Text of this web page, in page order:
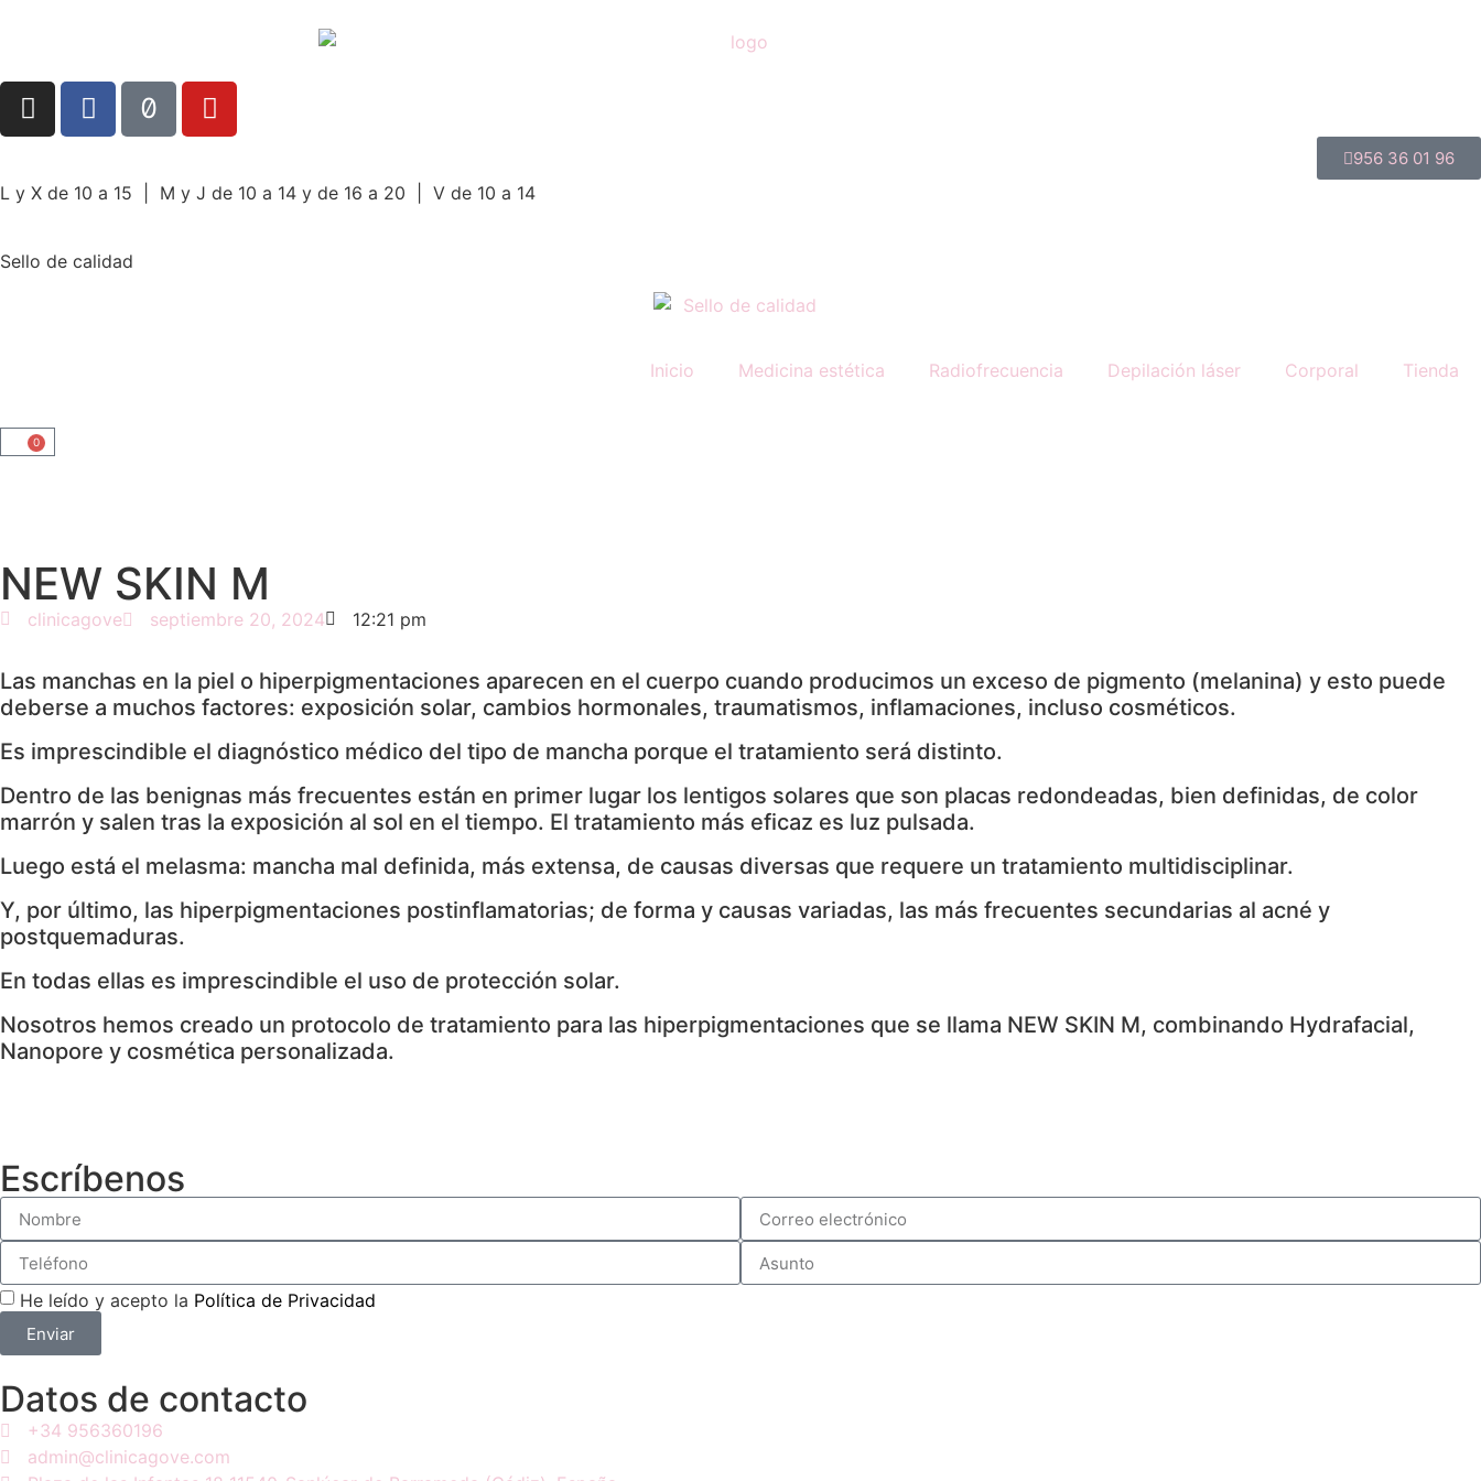
956 36 01 96
L y X de 10 a 15 | M y J de 10 a 14 y de 16 a 20 | V de 10 a 14
Sello de calidad
Inicio Medicina estética Radiofrecuencia Depilación láser Corporal Tienda
0
NEW SKIN M
clinicagove septiembre 20, 2024 12:21 pm
Las manchas en la piel o hiperpigmentaciones aparecen en el cuerpo cuando producimos un exceso de pigmento (melanina) y esto puede
deberse a muchos factores: exposición solar, cambios hormonales, traumatismos, inflamaciones, incluso cosméticos.
Es imprescindible el diagnóstico médico del tipo de mancha porque el tratamiento será distinto.
Dentro de las benignas más frecuentes están en primer lugar los lentigos solares que son placas redondeadas, bien definidas, de color
marrón y salen tras la exposición al sol en el tiempo. El tratamiento más eficaz es luz pulsada.
Luego está el melasma: mancha mal definida, más extensa, de causas diversas que requere un tratamiento multidisciplinar.
Y, por último, las hiperpigmentaciones postinflamatorias; de forma y causas variadas, las más frecuentes secundarias al acné y
postquemaduras.
En todas ellas es imprescindible el uso de protección solar.
Nosotros hemos creado un protocolo de tratamiento para las hiperpigmentaciones que se llama NEW SKIN M, combinando Hydrafacial,
Nanopore y cosmética personalizada.
Escríbenos
He leído y acepto la Política de Privacidad
Enviar
Datos de contacto
+34 956360196
admin@clinicagove.com